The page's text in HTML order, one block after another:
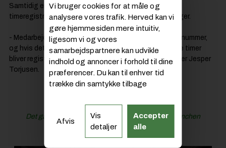
Samtidig er en dybere integration mellem projekter og
timeregistreringen med til at sikre korrekte registreringer.
- Medarbejderne kan kun registrere, når de har et sagsnummer,
og hvis det mangler, får vi besked med det samme. Alle timer
bliver registreret korrekt, og det er helt afgørende, siger Jesper
Torjusen.
Læs også:
Det går for langsomt med at digitalisere byggebranchen
Vi bruger cookies for at måle og
analysere vores trafik. Herved kan vi
gøre hjemmesiden mere intuitiv,
ligesom vi og vores
samarbejdspartnere kan udvikle
indhold og annoncer i forhold til dine
præferencer. Du kan til enhver tid
trække din samtykke tilbage
Afvis
Vis
detaljer
Accepter
alle